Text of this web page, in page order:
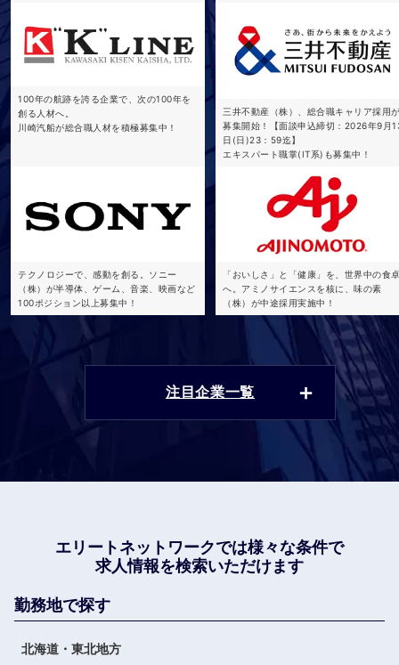
100年の航跡を誇る企業で、次の100年を
創る人材へ。
川崎汽船が総合職人材を積極募集中！
三井不動産（株）、総合職キャリア採用
募集開始！【面談申込締切：2026年9月
日(日)23：59迄】
エキスパート職掌(IT系)も募集中！
テクノロジーで、感動を創る。ソニー
（株）が半導体、ゲーム、音楽、映画など
100ポジション以上募集中！
「おいしさ」と「健康」を、世界中の食
へ。アミノサイエンスを核に、味の素
（株）が中途採用実施中！
注目企業一覧
エリートネットワークでは様々な条件で
求人情報を検索いただけます
勤務地で探す
北海道・東北地方